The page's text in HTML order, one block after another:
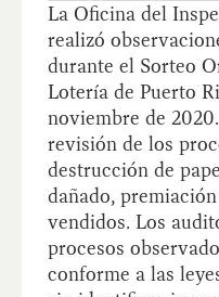
La Oficina del
realizó
durante el Sorteo
Lotería de Puerto
noviembre de
revisión de los
destrucción de
dañado,
vendidos. Los
procesos
conforme a las